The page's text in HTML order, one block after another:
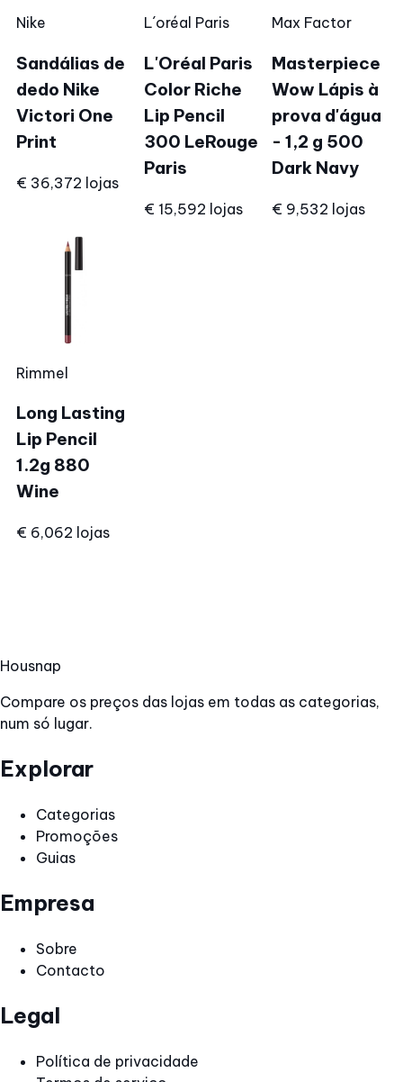
Nike
Sandálias de
dedo Nike
Victori One
Print
€ 36,372 lojas
L´oréal Paris
L'Oréal Paris
Color Riche
Lip Pencil
300 LeRouge
Paris
€ 15,592 lojas
Max Factor
Masterpiece
Wow Lápis à
prova d'água
- 1,2 g 500
Dark Navy
€ 9,532 lojas
Rimmel
Long Lasting
Lip Pencil
1.2g 880
Wine
€ 6,062 lojas
Housnap
Compare os preços das lojas em todas as categorias,
num só lugar.
Explorar
Categorias
Promoções
Guias
Empresa
Sobre
Contacto
Legal
Política de privacidade